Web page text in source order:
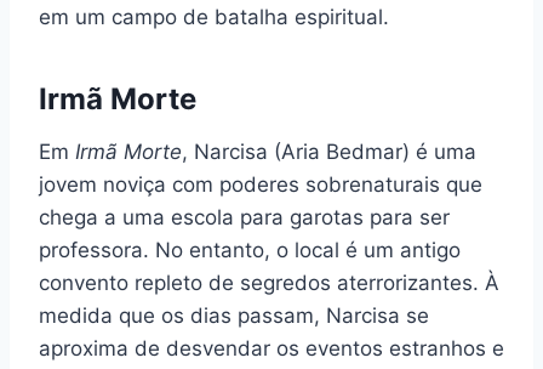
em um campo de batalha espiritual.
Irmã Morte
Em Irmã Morte, Narcisa (Aria Bedmar) é uma
jovem noviça com poderes sobrenaturais que
chega a uma escola para garotas para ser
professora. No entanto, o local é um antigo
convento repleto de segredos aterrorizantes. À
medida que os dias passam, Narcisa se
aproxima de desvendar os eventos estranhos e